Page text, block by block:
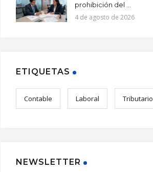
prohibición del ...
4 de agosto de 2026
ETIQUETAS
Contable Laboral Tributario
NEWSLETTER